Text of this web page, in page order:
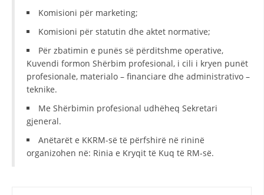
MENAXHIM ME VULLNETARË
KUSH JEMI NE
Komisioni për marketing;
Komisioni për statutin dhe aktet normative;
Për zbatimin e punës së përditshme operative,
Kuvendi formon Shërbim profesional, i cili i kryen punët
profesionale, materialo – financiare dhe administrativo –
teknike.
Me Shërbimin profesional udhëheq Sekretari
gjeneral.
Anëtarët e KKRM-së të përfshirë në rininë
organizohen në: Rinia e Kryqit të Kuq të RM-së.